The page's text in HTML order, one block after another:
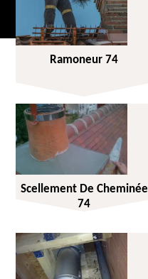
Ramoneur 74
Scellement De Cheminée
74